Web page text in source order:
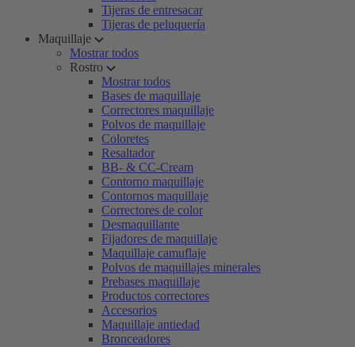
Tijeras de entresacar
Tijeras de peluquería
Maquillaje
Mostrar todos
Rostro
Mostrar todos
Bases de maquillaje
Correctores maquillaje
Polvos de maquillaje
Coloretes
Resaltador
BB- & CC-Cream
Contorno maquillaje
Contornos maquillaje
Correctores de color
Desmaquillante
Fijadores de maquillaje
Maquillaje camuflaje
Polvos de maquillajes minerales
Prebases maquillaje
Productos correctores
Accesorios
Maquillaje antiedad
Bronceadores